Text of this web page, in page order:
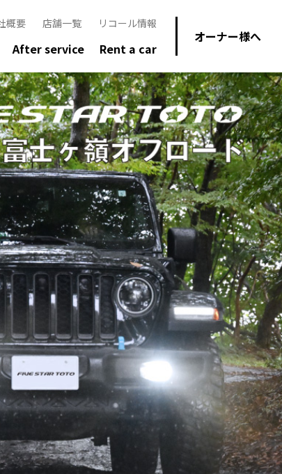
After service Rent a car
オーナー様へ
概要 店舗一覧 リコール情報